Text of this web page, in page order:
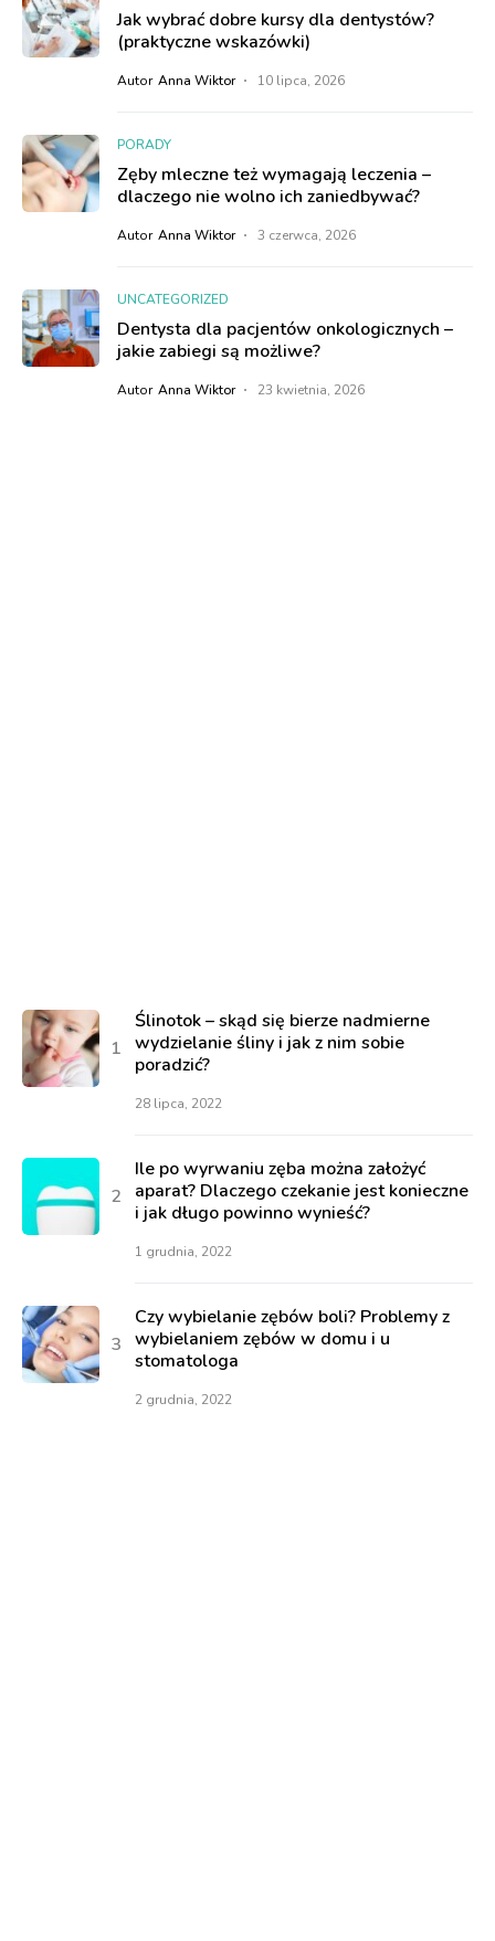
Jak wybrać dobre kursy dla dentystów?
(praktyczne wskazówki)
Autor Anna Wiktor 10 lipca, 2026
PORADY
Zęby mleczne też wymagają leczenia –
dlaczego nie wolno ich zaniedbywać?
Autor Anna Wiktor 3 czerwca, 2026
UNCATEGORIZED
Dentysta dla pacjentów onkologicznych –
jakie zabiegi są możliwe?
Autor Anna Wiktor 23 kwietnia, 2026
Ślinotok – skąd się bierze nadmierne
wydzielanie śliny i jak z nim sobie
poradzić?
28 lipca, 2022
Ile po wyrwaniu zęba można założyć
aparat? Dlaczego czekanie jest konieczne
i jak długo powinno wynieść?
1 grudnia, 2022
Czy wybielanie zębów boli? Problemy z
wybielaniem zębów w domu i u
stomatologa
2 grudnia, 2022